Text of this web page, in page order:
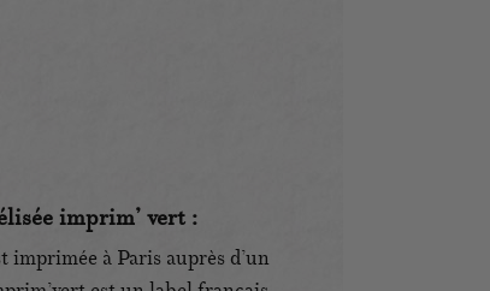
imprim’ vert :
imprimée à Paris auprès d’un